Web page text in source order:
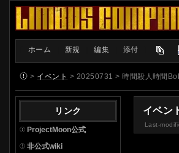
ホーム 新規 編集 添付
> イベント > 20250731 > 時間殺人時間
イベン
Last-
リンク
ProjectMoon公式
非公式wiki